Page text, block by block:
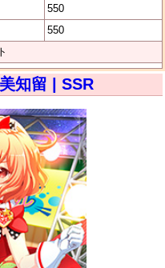
550
550
知留 | SSR